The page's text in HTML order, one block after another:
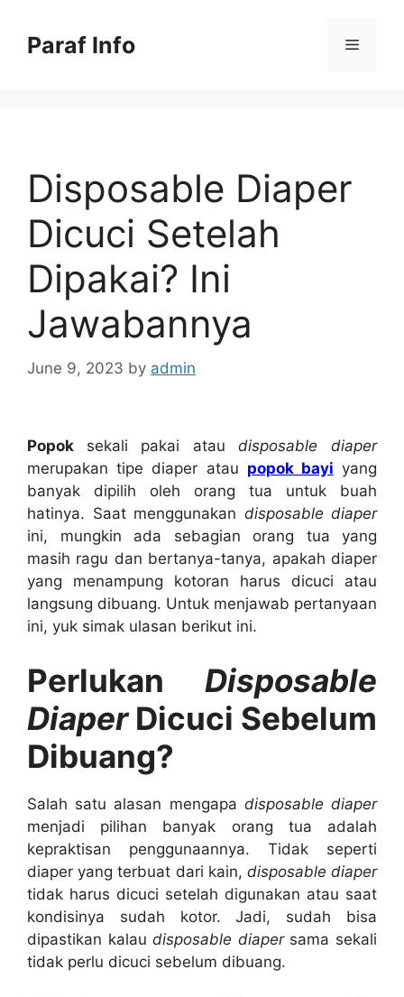
contentParaf Info Menu
Disposable Diaper
Dicuci Setelah
Dipakai? Ini
Jawabannya
June 9, 2023 by admin
Popok sekali pakai ataudisposable diaper
merupakan tipe diaper atau popok bayi yang
banyak dipilih oleh orang tua untuk buah
hatinya. Saat menggunakan disposable diaper
ini, mungkin ada sebagian orang tua yang
masih ragu dan bertanya-tanya, apakah diaper
yang menampung kotoran harus dicuci atau
langsung dibuang. Untuk menjawab pertanyaan
ini, yuk simak ulasan berikut ini.
Perlukan Disposable
DiaperDicuci Sebelum
Dibuang?
Salah satu alasan mengapa disposable diaper
menjadi pilihan banyak orang tua adalah
kepraktisan penggunaannya. Tidak seperti
diaper yang terbuat dari kain, disposable diaper
tidak harus dicuci setelah digunakan atau saat
kondisinya sudah kotor. Jadi, sudah bisa
dipastikan kalaudisposable diaper sama sekali
tidak perlu dicuci sebelum dibuang.